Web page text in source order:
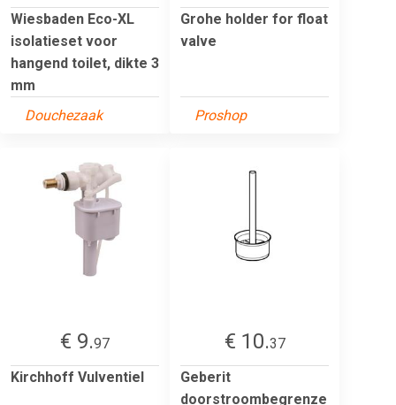
Wiesbaden Eco-XL
isolatieset voor
hangend toilet, dikte 3
mm
Douchezaak
Grohe holder for float
valve
Proshop
€ 9.97
Kirchhoff Vulventiel
€ 10.37
Geberit
doorstroombegrenze